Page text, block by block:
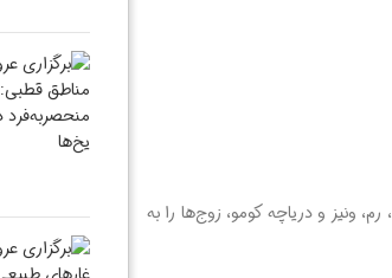
ونیز و دریاچه کومو، زوج‌ها را به